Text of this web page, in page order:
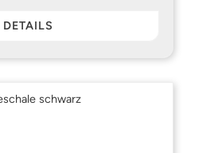
DETAILS